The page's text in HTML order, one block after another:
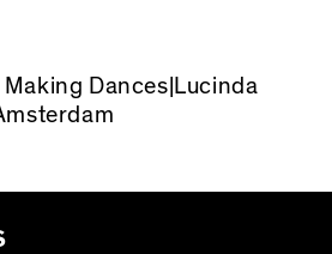
Dances|Lucinda